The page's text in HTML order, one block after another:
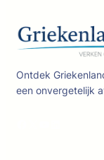
Ontdek
een onvergetelijk